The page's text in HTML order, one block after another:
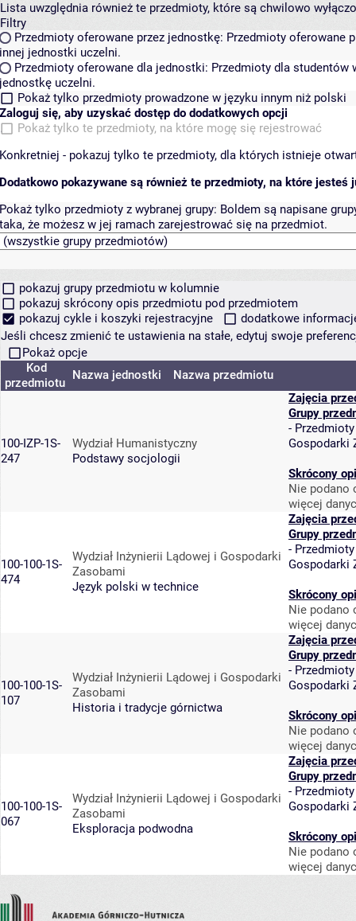
Lista uwzględnia również te przedmioty, które są chwilowo
Filtry
Przedmioty oferowane przez jednostkę: Przedmioty oferowane
innej jednostki uczelni.
Przedmioty oferowane dla jednostki: Przedmioty dla studentów
jednostkę uczelni.
Pokaż tylko przedmioty prowadzone w języku innym niż polski
Zaloguj się, aby uzyskać dostęp do dodatkowych opcji
Pokaż tylko te przedmioty, na które mogę się rejestrować
Konkretniej - pokazuj tylko te przedmioty, dla których istnieje
Dodatkowo pokazywane są również te przedmioty, na które jesteś
Pokaż tylko przedmioty z wybranej grupy: Boldem są napisane
taka, że możesz w jej ramach zarejestrować się na przedmiot.
pokazuj grupy przedmiotu w kolumnie
pokazuj skrócony opis przedmiotu pod przedmiotem
pokazuj cykle i koszyki rejestracyjne
dodatkowe
Jeśli chcesz zmienić te ustawienia na stałe, edytuj swoje
Pokaż opcje
Kod
przedmiotu
Nazwa jednostki Nazwa przedmiotu
100-IZP-1S-
247
Wydział Humanistyczny
Podstawy socjologii
Zajęcia
Grupy
-
Gospodarki
Skrócony
Nie podano
więcej
100-100-1S-
474
Wydział Inżynierii Lądowej i Gospodarki
Zasobami
Język polski w technice
Zajęcia
Grupy
-
Gospodarki
Skrócony
Nie podano
więcej
100-100-1S-
107
Wydział Inżynierii Lądowej i Gospodarki
Zasobami
Historia i tradycje górnictwa
Zajęcia
Grupy
-
Gospodarki
Skrócony
Nie podano
więcej
100-100-1S-
067
Wydział Inżynierii Lądowej i Gospodarki
Zasobami
Eksploracja podwodna
Zajęcia
Grupy
-
Gospodarki
Skrócony
Nie podano
więcej